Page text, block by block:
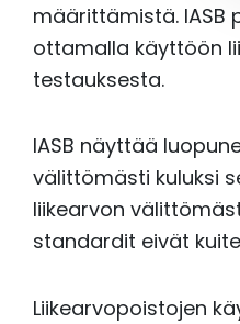
määrittämistä. IASB
ottamalla käyttöön
testauksesta.
IASB näyttää
välittömästi kuluksi
liikearvon
standardit eivät
Liikearvopoistojen